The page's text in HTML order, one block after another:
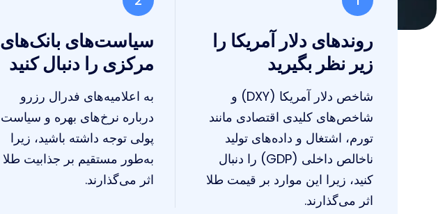
روندهای دلار آمریکا را
زیر نظر بگیرید
شاخص دلار آمریکا (DXY) و
شاخص‌های کلیدی اقتصادی مانند
تورم، اشتغال و داده‌های تولید
ناخالص داخلی (GDP) را دنبال
کنید، زیرا این موارد بر قیمت طلا
اثر می‌گذارند.
سیاست‌های بانک‌های
مرکزی را دنبال کنید
به اعلامیه‌های فدرال رزرو
درباره نرخ‌های بهره و سیاست
پولی توجه داشته باشید، زیرا
به‌طور مستقیم بر جذابیت طلا
اثر می‌گذارند.